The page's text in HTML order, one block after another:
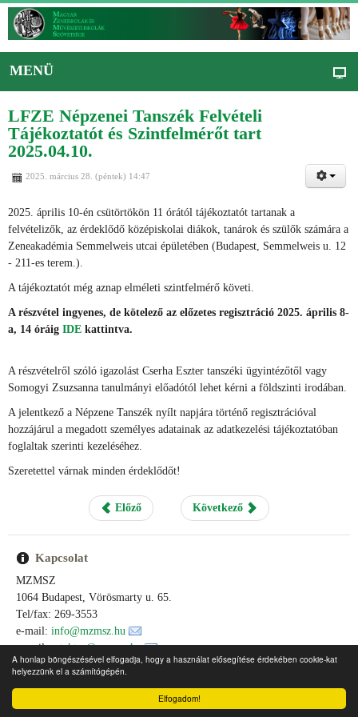
Elfogadom!
A honlap böngészésével elfogadja, hogy a használat elősegítése érdekében cookie-kat
helyezzünk el a számítógépén.
MENÜ
LFZE Népzenei Tanszék Felvételi
Tájékoztatót és Szintfelmérőt tart
2025.04.10.
2025. március 28. (péntek) 14:47
2025. április 10-én csütörtökön 11 órától tájékoztatót tartanak a
felvételizők, az érdeklődő középiskolai diákok, tanárok és szülők számára a
Zeneakadémia Semmelweis utcai épületében (Budapest, Semmelweis u. 12
- 211-es terem.).
A tájékoztatót még aznap elméleti szintfelmérő követi.
A részvétel ingyenes, de kötelező az előzetes regisztráció 2025. április 8-
a, 14 óráig IDE kattintva.
A részvételről szóló igazolást Cserha Eszter tanszéki ügyintézőtől vagy
Somogyi Zsuzsanna tanulmányi előadótól lehet kérni a földszinti irodában.
A jelentkező a Népzene Tanszék nyílt napjára történő regisztrációval
hozzájárul a megadott személyes adatainak az adatkezelési tájékoztatóban
foglaltak szerinti kezeléséhez.
Szeretettel várnak minden érdeklődőt!
Előző Következő
Kapcsolat
MZMSZ
1064 Budapest, Vörösmarty u. 65.
Tel/fax: 269-3553
e-mail: info@mzmsz.hu
e-mail:ertektar@mzmsz.hu
asz: 19635521-1-42